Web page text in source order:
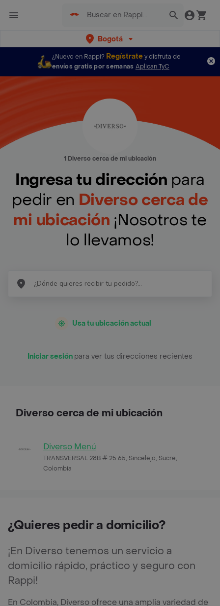
Bogotá
¿Nuevo en Rappi? Regístratey disfruta de
envíos gratis por semanas Aplican TyC
1 Diverso cerca de mi ubicación
Ingresa tu dirección para
pedir en Diverso cerca de
mi ubicación ¡Nosotros te
lo llevamos!
Usa tu ubicación actual
Iniciar sesión para ver tus direcciones recientes
Diverso cerca de mi ubicación
Diverso Menú
TRANSVERSAL 28B # 25 65, Sincelejo, Sucre,
Colombia
¿Quieres pedir a domicilio?
¡En Diverso tenemos un servicio a
domicilio rápido, práctico y seguro con
Rappi!
En Colombia, Diverso ofrece una amplia variedad de